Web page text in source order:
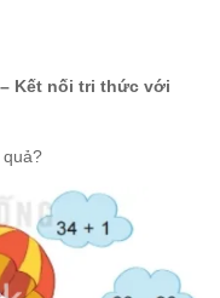
– Kết nối tri thức với